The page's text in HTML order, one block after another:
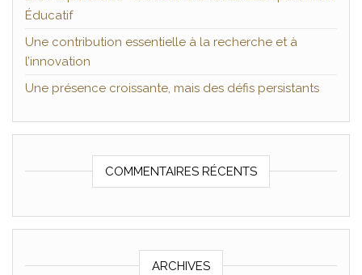
Éducatif
Une contribution essentielle à la recherche et à
l’innovation
Une présence croissante, mais des défis persistants
COMMENTAIRES RÉCENTS
ARCHIVES